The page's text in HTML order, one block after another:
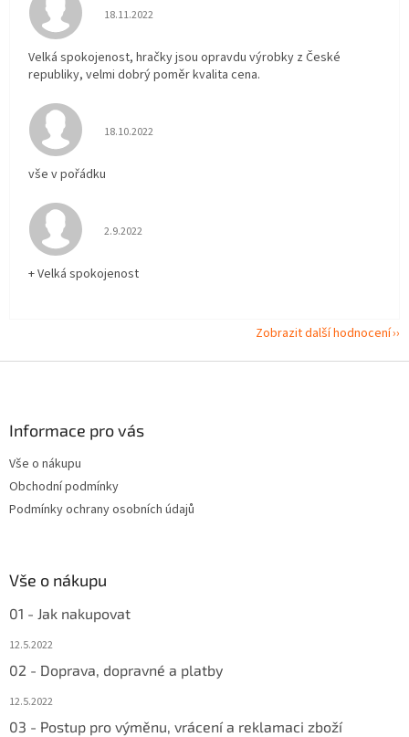
Hodnocení obchodu je 5 z 5 hvězdiček.
18.11.2022
Velká spokojenost, hračky jsou opravdu výrobky z České
republiky, velmi dobrý poměr kvalita cena.
Hodnocení obchodu je 5 z 5 hvězdiček.
18.10.2022
vše v pořádku
Hodnocení obchodu je 5 z 5 hvězdiček.
2.9.2022
+ Velká spokojenost
Zobrazit další hodnocení
Informace pro vás
Vše o nákupu
Obchodní podmínky
Podmínky ochrany osobních údajů
Vše o nákupu
01 - Jak nakupovat
12.5.2022
02 - Doprava, dopravné a platby
12.5.2022
03 - Postup pro výměnu, vrácení a reklamaci zboží